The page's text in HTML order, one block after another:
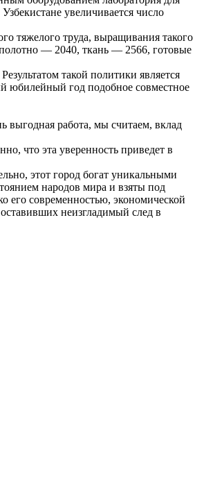
увеличивается число
тяжелого труда, выращивания такого
полотно — 2040, ткань — 2566, готовые
такой политики является
юбилейный год подобное совместное
выгодная работа, мы считаем, вклад
что эта уверенность приведет в
этот город богат уникальными
народов мира и взяты под
его современностью, экономической
неизгладимый след в